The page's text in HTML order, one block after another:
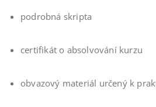
podrobná skripta
certifikát o absolvování kurzu
obvazový materiál určený k